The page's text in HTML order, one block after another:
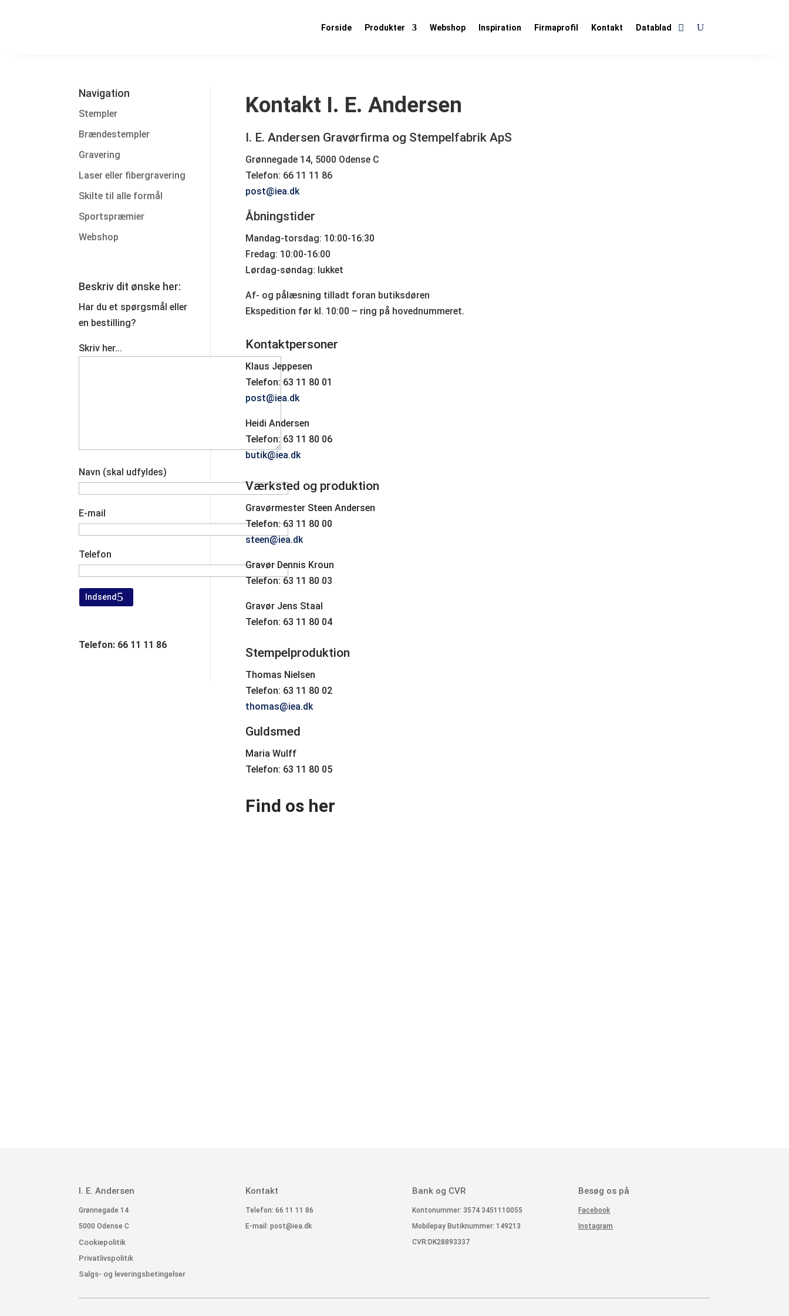
Forside Produkter Webshop Inspiration Firmaprofil Kontakt Datablad
Navigation
Stempler
Brændestempler
Gravering
Laser eller fibergravering
Skilte til alle formål
Sportspræmier
Webshop
Beskriv dit ønske her:
Har du et spørgsmål eller
en bestilling?
Skriv her...
Navn (skal udfyldes)
E-mail
Telefon
Indsend
Telefon: 66 11 11 86
Kontakt I. E. Andersen
I. E. Andersen Gravørfirma og Stempelfabrik ApS
Grønnegade 14, 5000 Odense C
Telefon: 66 11 11 86
post@iea.dk
Åbningstider
Mandag-torsdag: 10:00-16:30
Fredag: 10:00-16:00
Lørdag-søndag: lukket
Af- og pålæsning tilladt foran butiksdøren
Ekspedition før kl. 10:00 – ring på hovednummeret.
Kontaktpersoner
Klaus Jeppesen
Telefon: 63 11 80 01
post@iea.dk
Heidi Andersen
Telefon: 63 11 80 06
butik@iea.dk
Værksted og produktion
Gravørmester Steen Andersen
Telefon: 63 11 80 00
steen@iea.dk
Gravør Dennis Kroun
Telefon: 63 11 80 03
Gravør Jens Staal
Telefon: 63 11 80 04
Stempelproduktion
Thomas Nielsen
Telefon: 63 11 80 02
thomas@iea.dk
Guldsmed
Maria Wulff
Telefon: 63 11 80 05
Find os her
I. E. Andersen
Grønnegade 14
5000 Odense C
Cookiepolitik
Privatlivspolitik
Salgs- og leveringsbetingelser
Kontakt
Telefon: 66 11 11 86
E-mail: post@iea.dk
Bank og CVR
Kontonummer: 3574 3451110055
Mobilepay Butiknummer: 149213
CVR:DK28893337
Besøg os på
Facebook
Instagram